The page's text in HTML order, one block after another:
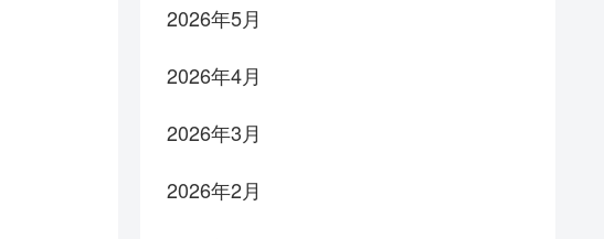
2026年5月
2026年4月
2026年3月
2026年2月